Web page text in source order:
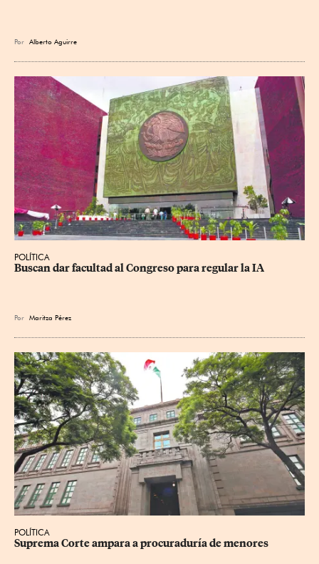
Por Alberto Aguirre
POLÍTICA
Buscan dar facultad al Congreso para regular la IA
Por Maritza Pérez
POLÍTICA
Suprema Corte ampara a procuraduría de menores